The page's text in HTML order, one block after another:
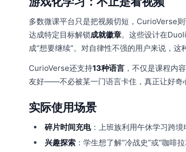
多数微课平台只是把视频切短，CurioVerse
达成特定目标解锁成就徽章。这些设计在
成“想要继续”。对自律性不强的用户来说，这
CurioVerse还支持13种语言 ，不仅是课程内
友好——不必被某一门语言卡住，真正让好奇
实际使用场景
碎片时间充电：上班族利用午休学习跨境
兴趣探索：学生想了解“冷战史”或“咖啡